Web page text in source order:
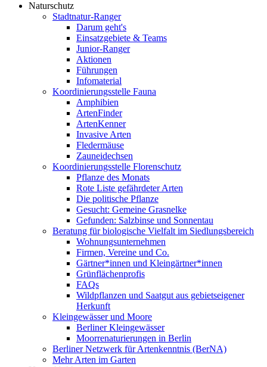
Naturschutz
Stadtnatur-Ranger
Darum geht's
Einsatzgebiete & Teams
Junior-Ranger
Aktionen
Führungen
Infomaterial
Koordinierungsstelle Fauna
Amphibien
ArtenFinder
ArtenKenner
Invasive Arten
Fledermäuse
Zauneidechsen
Koordinierungsstelle Florenschutz
Pflanze des Monats
Rote Liste gefährdeter Arten
Die politische Pflanze
Gesucht: Gemeine Grasnelke
Gefunden: Salzbinse und Sonnentau
Beratung für biologische Vielfalt im Siedlungsbereich
Wohnungsunternehmen
Firmen, Vereine und Co.
Gärtner*innen und Kleingärtner*innen
Grünflächenprofis
FAQs
Wildpflanzen und Saatgut aus gebietseigener
Herkunft
Kleingewässer und Moore
Berliner Kleingewässer
Moorrenaturierungen in Berlin
Berliner Netzwerk für Artenkenntnis (BerNA)
Mehr Arten im Garten